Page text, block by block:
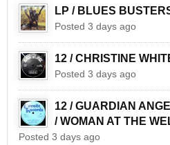
LP / BLUES
Posted 3 days ago
12 / CHRISTINE
Posted 3 days ago
12 / GUARDIAN
/ WOMAN AT THE
Posted 3 days ago